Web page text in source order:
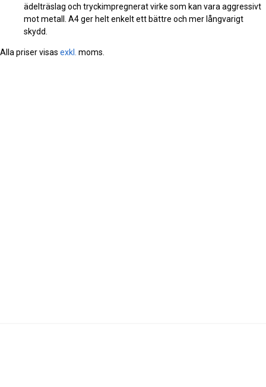
ädelträslag och tryckimpregnerat virke som kan vara aggressivt
mot metall. A4 ger helt enkelt ett bättre och mer långvarigt
skydd.
Alla priser visas exkl. moms.